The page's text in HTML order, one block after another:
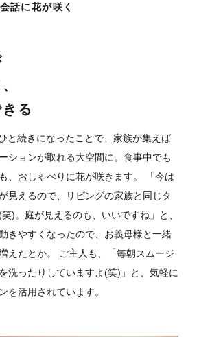
る
と続きになったことで、家族が集えば
ションが取れる大空間に。食事中でも
、おしゃべりに花が咲きます。
「今は
見えるので、リビングの家族と同じタ
)。庭が見えるのも、いいですね」と、
きやすくなったので、お義母様と一緒
えたとか。
ご主人も、「毎朝スムージ
洗ったりしていますよ(笑)」と、気軽に
を活用されています。
話に花が咲く